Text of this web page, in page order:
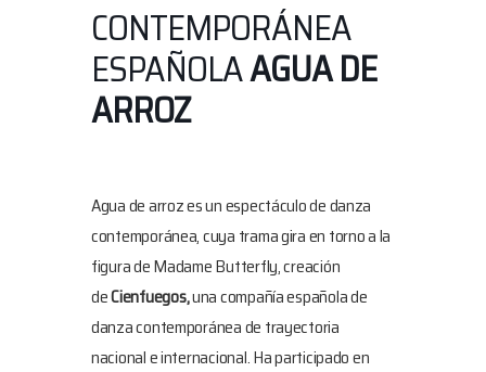
CONTEMPORÁNEA
ESPAÑOLAAGUA DE
ARROZ
Agua de arroz es un espectáculo de danza
contemporánea, cuya trama gira en torno a la
figura de Madame Butterfly, creación
deCienfuegos,una compañía española de
danza contemporánea de trayectoria
nacional e internacional. Ha participado en